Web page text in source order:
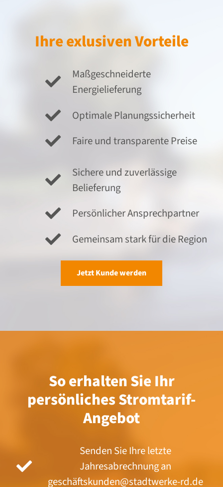
Ihre exlusiven Vorteile
Maßgeschneiderte
Energielieferung
Optimale Planungssicherheit
Faire und transparente Preise
Sichere und zuverlässige
Belieferung
Persönlicher Ansprechpartner
Gemeinsam stark für die Region
Jetzt Kunde werden
So erhalten Sie Ihr
persönliches Stromtarif-
Angebot
Senden Sie Ihre letzte
Jahresabrechnung an
geschäftskunden@stadtwerke-rd.de